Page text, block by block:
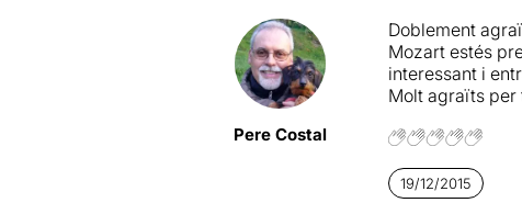
Pere Costal
Doblement
Mozart estés
interessant i
Molt agraïts per
19/12/2015